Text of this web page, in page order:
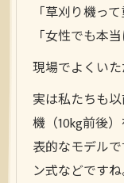
「草刈り機っ
「女性でも本
現場でよくいた
実は私たちも
機（10kg前後
表的なモデル
ン式などですね